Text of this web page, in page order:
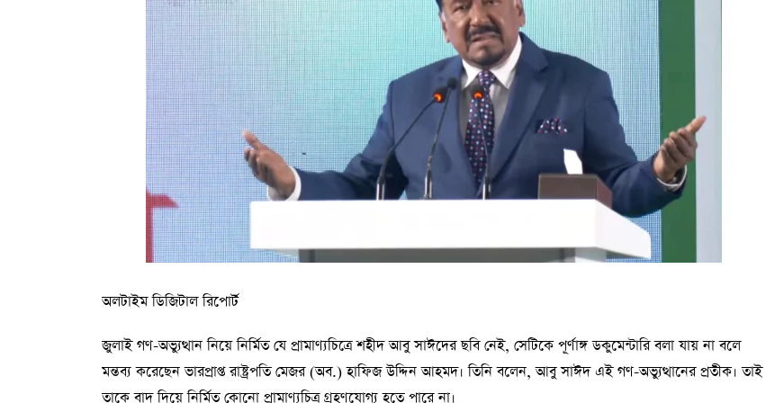
অলটাইম ডিজিটাল রিপোর্ট
জুলাই গণ-অভ্যুত্থান নিয়ে নির্মিত যে প্রামাণ্যচিত্রে শহীদ আবু সাঈদের ছবি নেই, সেটিকে পূর্ণাঙ্গ ডকুমেন্টারি বলা যায় না বলে
মন্তব্য করেছেন ভারপ্রাপ্ত রাষ্ট্রপতি মেজর (অব.) হাফিজ উদ্দিন আহমদ। তিনি বলেন, আবু সাঈদ এই গণ-অভ্যুত্থানের প্রতীক। তাই
তাকে বাদ দিয়ে নির্মিত কোনো প্রামাণ্যচিত্র গ্রহণযোগ্য হতে পারে না।